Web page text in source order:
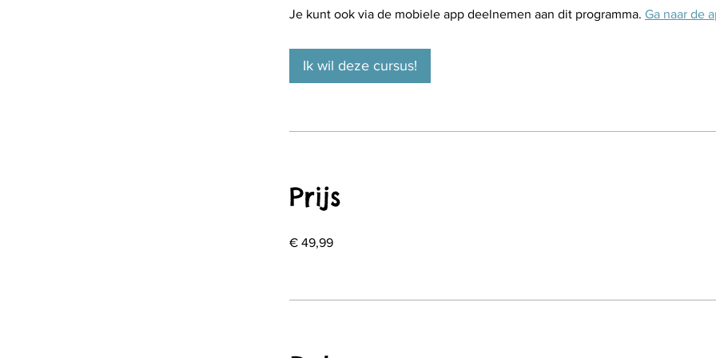
Je kunt ook via de mobiele app deelnemen aan dit programma. Ga naar de
Ik wil deze cursus!
Prijs
€ 49,99